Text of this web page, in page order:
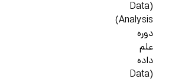
(Data
Analysis)
دوره
علم
داده
(Data